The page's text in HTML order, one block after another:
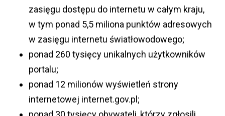
zasięgu dostępu do internetu w całym kraju,
w tym ponad 5,5 miliona punktów adresowych
w zasięgu internetu światłowodowego;
ponad 260 tysięcy unikalnych użytkowników
portalu;
ponad 12 milionów wyświetleń strony
internetowej internet.gov.pl;